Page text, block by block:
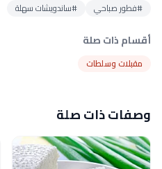
#فطور صباحي
#ساندويشات سهلة
أقسام ذات صلة
مقبلات وسلطات
وصفات ذات صلة